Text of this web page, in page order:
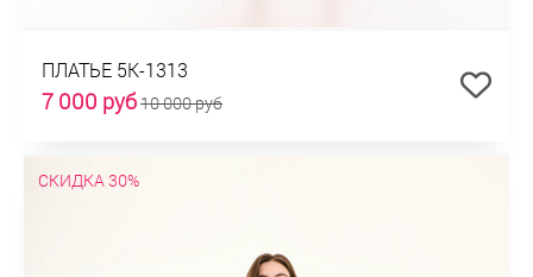
ПЛАТЬЕ 5К-1313
7 000 руб10 000 руб
СКИДКА 30%